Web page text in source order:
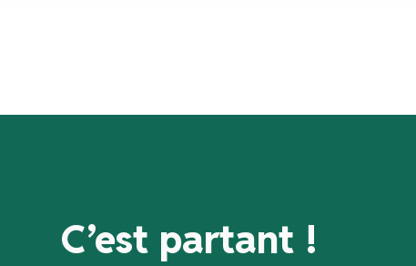
C’est partant !